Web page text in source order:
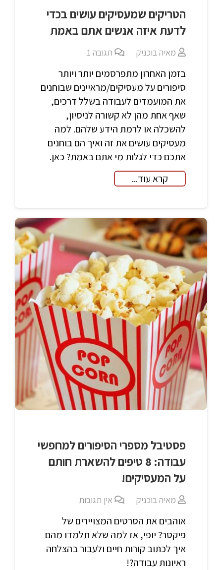
הטריקים שמעסיקים עושים בכדי
לדעת איזה אנשים אתם באמת
מאיה בוכניק תגובה1
בזמן האחרון מתפרסמים יותר ויותר
סיפורים על מעסיקים/מראיינים שבוחנים
את המועמדים לעבודה בשלל דרכים,
שאף אחת מהן לא קשורה לניסיון,
להשכלה או לרמת הידע שלהם. למה
מעסיקים עושים את זה ואיך הם בוחנים
אתכם כדי לגלות מי אתם באמת? כאן.
קרא עוד...
פסטיבל מספרי הסיפורים למחפשי
עבודה: 8 טיפים להשארת חותם
על המעסיקים!
מאיה בוכניק אין תגובות
אוהבים את הסרטים המצויירים של
פיקסר? יופי, אז למה שלא תלמדו מהם
איך לכתוב קורות חיים ולעבור בהצלחה
ראיונות עבודה?!